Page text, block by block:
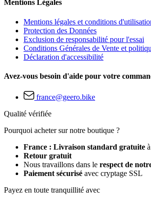
Mentions Légales
Mentions légales et conditions
Protection des Données
Exclusion de responsabilité pour l'essai
Conditions Générales de Vente et
Déclaration d'accessibilité
Avez-vous besoin d'aide pour votre
france@geero.bike
Qualité vérifiée
Pourquoi acheter sur notre boutique ?
France : Livraison standard gratuite
Retour gratuit
Nous travaillons dans le respect de
Paiement sécurisé avec cryptage SSL
Payez en toute tranquillité avec